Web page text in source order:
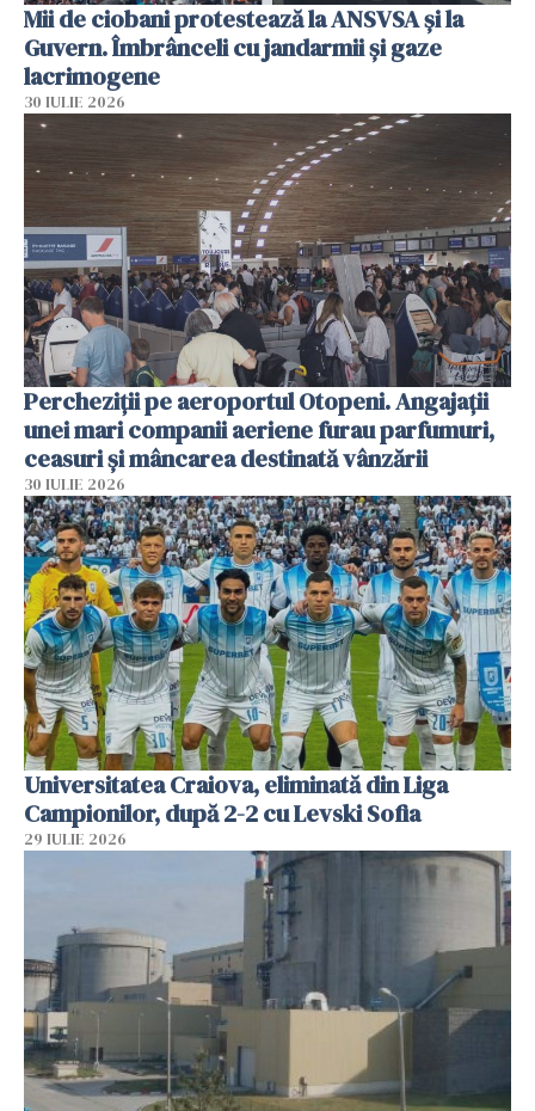
Mii de ciobani protestează la ANSVSA și la
Guvern. Îmbrânceli cu jandarmii și gaze
lacrimogene
30 IULIE 2026
Percheziții pe aeroportul Otopeni. Angajații
unei mari companii aeriene furau parfumuri,
ceasuri și mâncarea destinată vânzării
30 IULIE 2026
Universitatea Craiova, eliminată din Liga
Campionilor, după 2-2 cu Levski Sofia
29 IULIE 2026